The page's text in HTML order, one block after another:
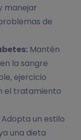
manejar
de
Mantén
la sangre
ejercicio
el tratamiento
Adopta un estilo
una dieta